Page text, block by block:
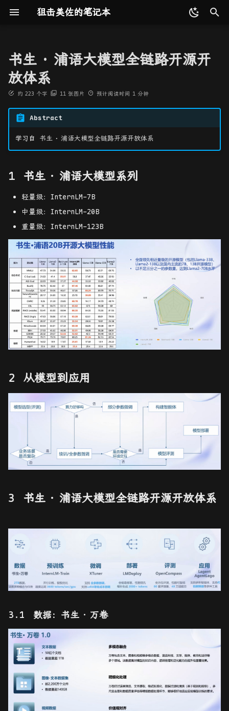
狙击美佐的笔记本
入
以
开
始
搜
更新记录
友链
编程语言
Python
Java
算法相关
基础数据结构
算法设计与分析
人工智能基础
模式识别
机器学习
高性能计算
向量化计算
MPI 基础
OpenMP 基础
软件相关
设计模式
软件构件与体系结构
应用服务器原理与实现
数据库相关
Redis
CMU 15-445
MIT 6.5840
杂项
RegEx 正则表达式
多视图几何 2D 射影几何和变换
3D 射影几何和变换
算法评价和误差分析
摄像机模型
摄像机和结构的 3D 重构
三维点云
点云配准
数据集相关
Bonn
Waymo
EndoNeRF
论文相关
PointCloud 系列
Dynamic SLAM 系列
3DGS 系列
FFM 系列
工具相关
COLMAP
三维数据场可视化
Word2Vec
RNN
Attention
Transformer
BERT
ViT
书生·浦语大模型系列
从模型到应用
书生·浦语大模型全链路开源
预训练：InternLM-
Train
评测：OpenCompass
部署：LMDeploy
应用：Lagent、
AgentLego
速通AI辅助番茄时钟开发
Prompt
分布式训练
最优化理论与方法 最优化问题
直线搜索
矩阵分析与应用
矩阵代数基础
特殊矩阵
组合数学
工具收集
命令行工具
Shell 命令相关
Git 命令相关
gdb 命令相关
CI 工具
Github Action
站点生成工具
reveal-md
gitbook
hexo
视频图像处理工具
ffmpeg
ImageMagick
AI 工具
Weights & Biases
书生 · 浦语大模型全链路开源开
放体系
约 223 个字 11 张图片 预计阅读时间 1 分钟
Abstract
学习自 书生 · 浦语大模型全链路开源开放体系
书生 · 浦语大模型系列
轻量级：InternLM-7B
中量级：InternLM-20B
重量级：InternLM-123B
从模型到应用
书生 · 浦语大模型全链路开源开放体系
数据：书生 · 万卷